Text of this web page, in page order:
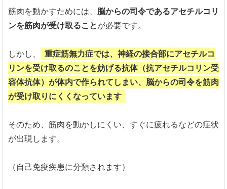
筋肉を動かすためには、 脳からの司令であるアセチルコリ
ンを筋肉が受け取ることが必要です。
しかし、
重症筋無力症では、神経の接合部にアセチルコ
リンを受け取るのことを妨げる抗体（抗アセチルコリン受
容体抗体）が体内で作られてしまい、脳からの司令を筋肉
が受け取りにくくなっています
そのため、筋肉を動かしにくい、すぐに疲れるなどの症状
が出現します。
（自己免疫疾患に分類されます）